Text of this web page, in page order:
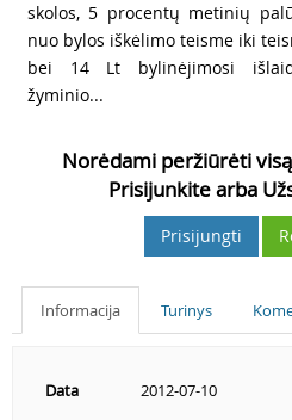
skolos, 5 procentų metinių
nuo bylos iškėlimo teisme iki
bei 14 Lt bylinėjimosi
žyminio...
Norėdami peržiūrėti
Prisijunkite arba
Prisijungti
Informacija Turinys
Data
2012-07-10